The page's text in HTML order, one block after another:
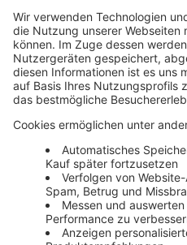
Themenwelten und
Haufe Group